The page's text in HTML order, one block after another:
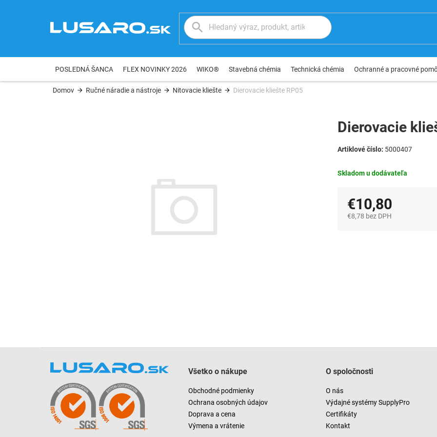
POSLEDNÁ ŠANCA FLEX NOVINKY 2026 WIKO® Stavebná chémia Technická chémia Ochranné a pracovné
Domov Ručné náradie a nástroje Nitovacie kliešte Dierovacie kliešte RP05
Skladom u dodávateľa
Dierovacie
5000407
€10,80
€8,78 bez DPH
Všetko o nákupe
Obchodné podmienky
Ochrana osobných údajov
Doprava a cena
Výmena a vrátenie
O spoločnosti
O nás
Výdajné systémy SupplyPro
Certifikáty
Kontakt